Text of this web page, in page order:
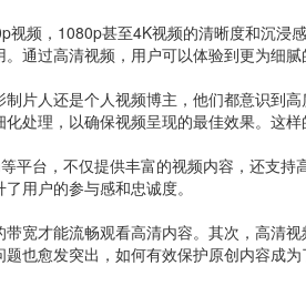
频，1080p甚至4K视频的清晰度和沉浸
通过高清视频，用户可以体验到更为细腻
片人还是个人视频博主，他们都意识到
理，以确保视频呈现的最佳效果。这样
台，不仅提供丰富的视频内容，还支
用户的参与感和忠诚度。
宽才能流畅观看高清内容。其次，高清
也愈发突出，如何有效保护原创内容成为